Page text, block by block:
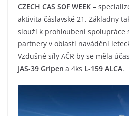
CZECH CAS SOF WEEK –
aktivita čáslavské 21. Základny
slouží k prohloubení spolupráce
partnery v oblasti navádění
Vzdušné síly AČR by se měla
JAS-39 Gripen a 4ks L-159 ALCA.